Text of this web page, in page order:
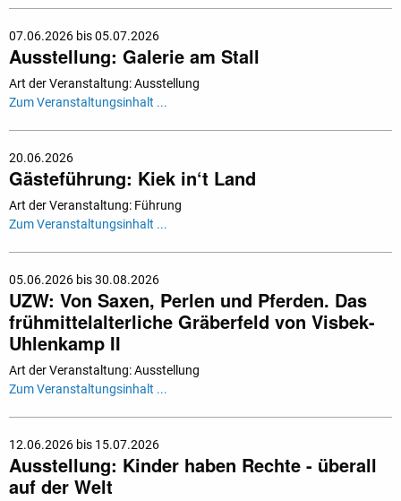
07.06.2026 bis 05.07.2026
Ausstellung: Galerie am Stall
Art der Veranstaltung: Ausstellung
Zum Veranstaltungsinhalt ...
20.06.2026
Gästeführung: Kiek in‘t Land
Art der Veranstaltung: Führung
Zum Veranstaltungsinhalt ...
05.06.2026 bis 30.08.2026
UZW: Von Saxen, Perlen und Pferden. Das
frühmittelalterliche Gräberfeld von Visbek-
Uhlenkamp II
Art der Veranstaltung: Ausstellung
Zum Veranstaltungsinhalt ...
12.06.2026 bis 15.07.2026
Ausstellung: Kinder haben Rechte - überall
auf der Welt